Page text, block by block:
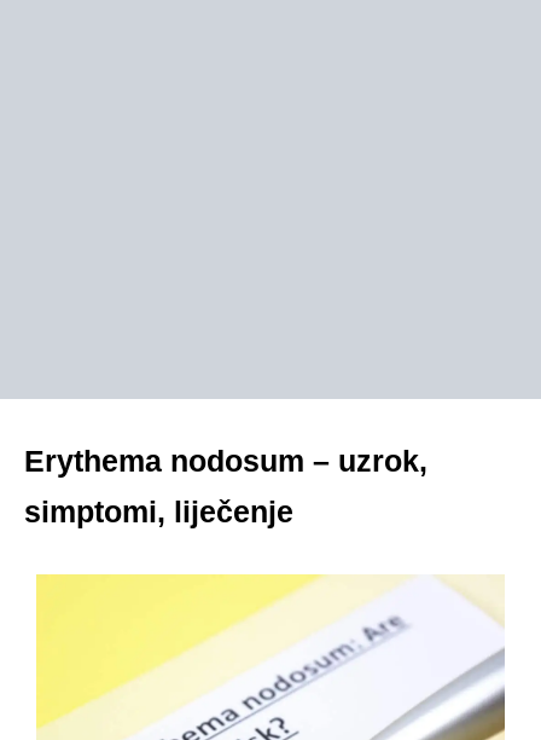
Erythema nodosum – uzrok,
simptomi, liječenje